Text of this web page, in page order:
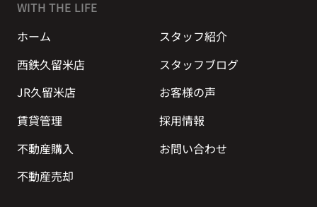
WITH THE LIFE
ホーム
スタッフ紹介
西鉄久留米店
スタッフブログ
JR久留米店
お客様の声
賃貸管理
採用情報
不動産購入
お問い合わせ
不動産売却